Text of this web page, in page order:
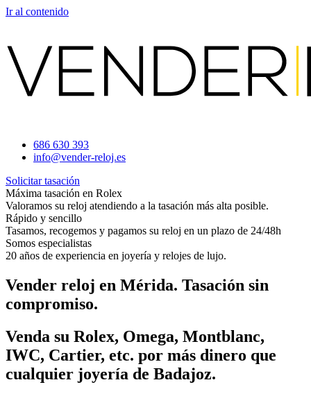
Ir al contenido
686 630 393
info@vender-reloj.es
Solicitar tasación
Máxima tasación en Rolex
Valoramos su reloj atendiendo a la tasación más alta posible.
Rápido y sencillo
Tasamos, recogemos y pagamos su reloj en un plazo de 24/48h
Somos especialistas
20 años de experiencia en joyería y relojes de lujo.
Vender reloj en Mérida. Tasación sin
compromiso.
Venda su Rolex, Omega, Montblanc,
IWC, Cartier, etc. por más dinero que
cualquier joyería de Badajoz.